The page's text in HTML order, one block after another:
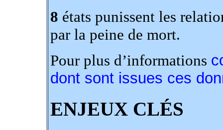
8 états punissent les
par la peine de mort.
Pour plus d’informations
dont sont issues ces
ENJEUX CLÉS